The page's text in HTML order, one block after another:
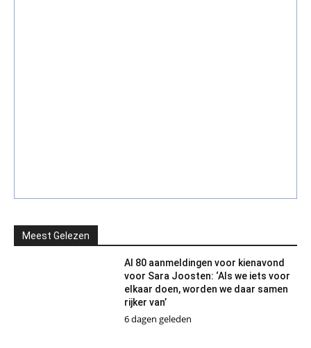
Meest Gelezen
Al 80 aanmeldingen voor kienavond
voor Sara Joosten: ‘Als we iets voor
elkaar doen, worden we daar samen
rijker van’
6 dagen geleden